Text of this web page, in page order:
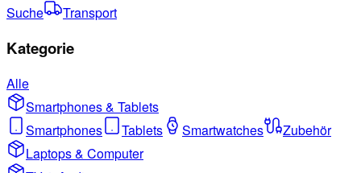
Suche
Transport
Kategorie
Alle
Smartphones & Tablets
Smartphones
Tablets Smartwatches
Zubehör
Laptops & Computer